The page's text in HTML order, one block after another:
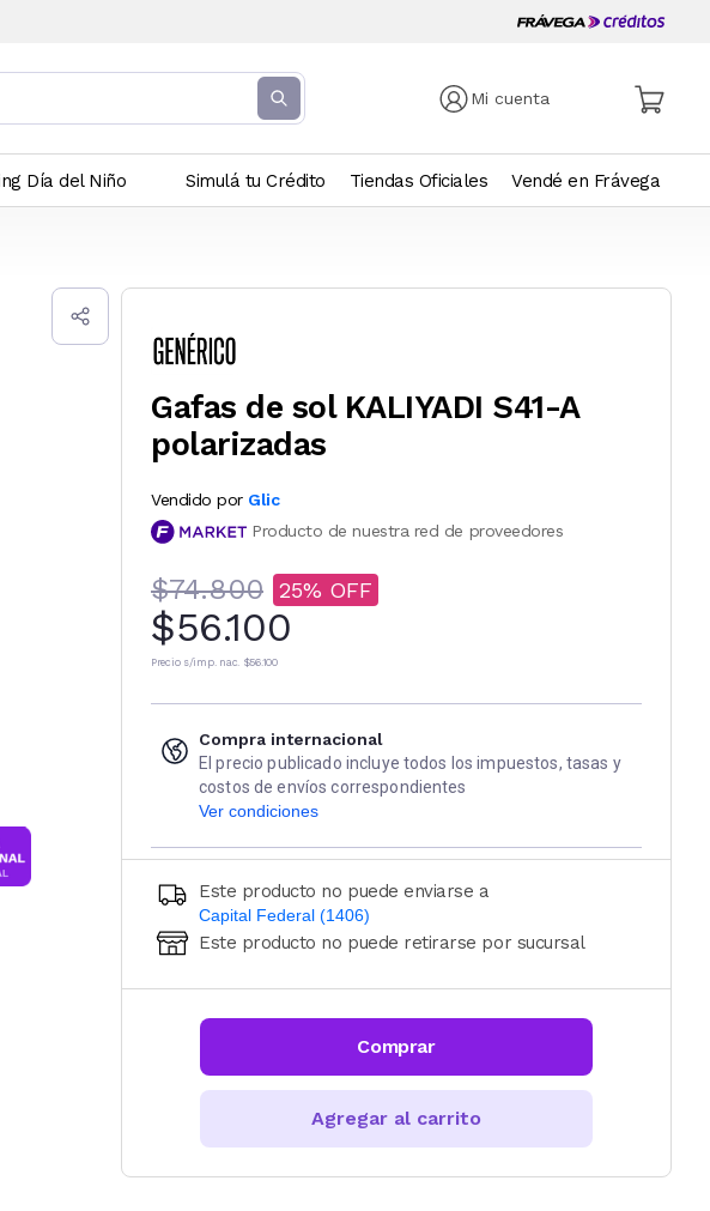
Mi cuenta
Día del Niño Simulá tu Crédito Tiendas Oficiales Vendé en Frávega
Gafas de sol KALIYADI S41-A
polarizadas
Vendido por Glic
Producto de nuestra red de proveedores
$74.800 25
$56.100
Precio s/imp. nac. $56.100
Compra internacional
El precio publicado incluye todos los impuestos, tasas y
costos de envíos correspondientes
Ver condiciones
Este producto no puede enviarse a
Capital Federal (1406)
Ingresá código postal (sólo números)
CALCULAR
Este producto no puede retirarse por sucursal
Comprar
Agregar al carrito